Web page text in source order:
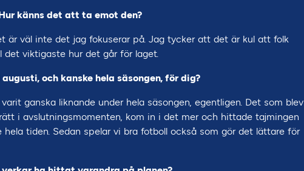
känns det att ta emot den?
är väl inte det jag fokuserar på. Jag tycker att det är kul att folk
det viktigaste hur det går för laget.
och kanske hela säsongen, för dig?
ganska liknande under hela säsongen, egentligen. Det som blev
i avslutningsmomenten, kom in i det mer och hittade tajmingen
tiden. Sedan spelar vi bra fotboll också som gör det lättare för